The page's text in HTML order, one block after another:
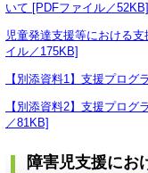
いて [PDFファイル／52KB]
児童発達支援等における
イル／175KB]
【別添資料1】支援プロ
【別添資料2】支援プロ
／81KB]
障害児支援にお